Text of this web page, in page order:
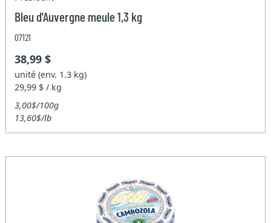
Bleu d'Auvergne meule 1,3 kg
07121
38,99 $
unité (env. 1.3 kg)
29,99 $ / kg
3,00$/100g
13,60$/lb